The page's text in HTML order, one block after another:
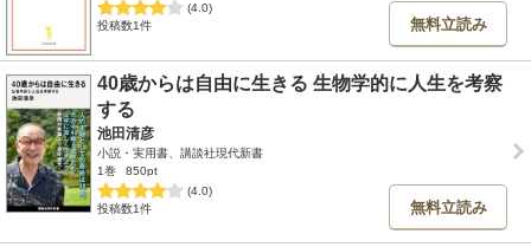
(4.0)
投稿数1件
無料立読み
40歳からは自由に生きる 生物学的に人生を考察
する
池田清彦
小説・実用書、講談社現代新書
1巻
850pt
(4.0)
投稿数1件
無料立読み